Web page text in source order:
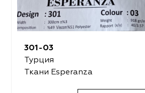
301-03
Турция
Ткани Esperanza